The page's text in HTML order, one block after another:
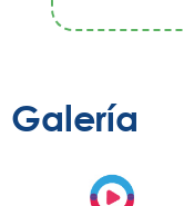
Galería